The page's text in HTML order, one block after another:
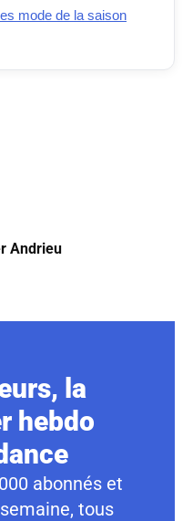
mode de la saison
Andrieu
la
hebdo
abonnés et
tous